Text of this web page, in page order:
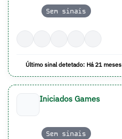
Sem sinais
Último sinal detetado: Há 21 meses
Iniciados Games
Sem sinais